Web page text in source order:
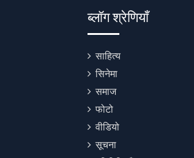
ब्लॉग श्रेणियाँ
साहित्य
सिनेमा
समाज
फोटो
वीडियो
सूचना